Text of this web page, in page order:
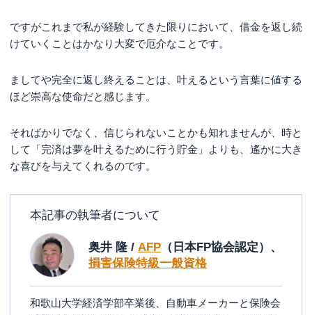
ですがこれまで私が経験してきた限りにおいて、借金を返し続
けていくことはかなり大変で厄介なことです。
ましてや完全に返し終えることは、叶えるという言葉に値する
ほど崇高な使命だと感じます。
そればかりでなく、信じられないことかも知れませんが、時と
して「完済は夢を叶えるために行う貯金」よりも、遙かに大き
な喜びを与えてくれるのです。
本記事の執筆者について
奥井 隆 / AFP （日本FP協会認定）、
損害保険特級一般資格
和歌山大学経済学部卒業後、自動車メーカーと保険会